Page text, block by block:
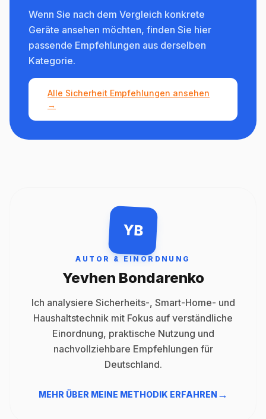
Wenn Sie nach dem Vergleich konkrete
Geräte ansehen möchten, finden Sie hier
passende Empfehlungen aus derselben
Kategorie.
Alle Sicherheit Empfehlungen ansehen
→
YB
AUTOR & EINORDNUNG
Yevhen Bondarenko
Ich analysiere Sicherheits-, Smart-Home- und
Haushaltstechnik mit Fokus auf verständliche
Einordnung, praktische Nutzung und
nachvollziehbare Empfehlungen für
Deutschland.
MEHR ÜBER MEINE METHODIK ERFAHREN →